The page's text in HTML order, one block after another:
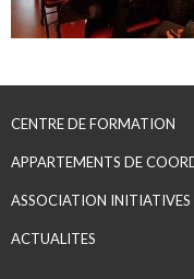
CENTRE DE FORMATION
APPARTEMENTS DE
ASSOCIATION INITIATIVES
ACTUALITES